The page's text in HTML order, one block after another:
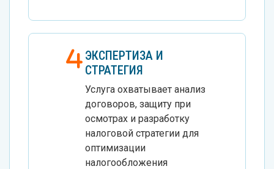
ЭКСПЕРТИЗА И
СТРАТЕГИЯ
Услуга охватывает анализ
договоров, защиту при
осмотрах и разработку
налоговой стратегии для
оптимизации
налогообложения